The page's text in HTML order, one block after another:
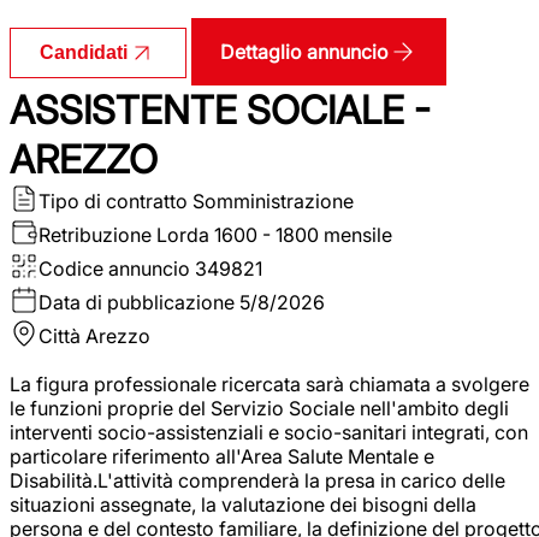
Candidati Dettaglio annuncio
ASSISTENTE SOCIALE -
AREZZO
Tipo di contratto Somministrazione
Retribuzione Lorda 1600 - 1800 mensile
Codice annuncio 349821
Data di pubblicazione 5/8/2026
Città Arezzo
La figura professionale ricercata sarà chiamata a svolgere
le funzioni proprie del Servizio Sociale nell'ambito degli
interventi socio-assistenziali e socio-sanitari integrati, con
particolare riferimento all'Area Salute Mentale e
Disabilità.L'attività comprenderà la presa in carico delle
situazioni assegnate, la valutazione dei bisogni della
persona e del contesto familiare, la definizione del